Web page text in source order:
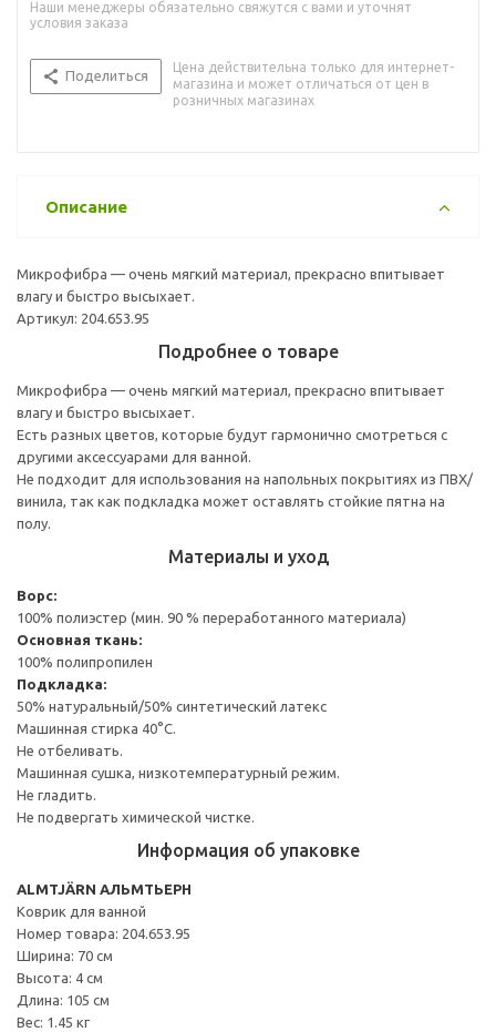
Наши менеджеры обязательно свяжутся с вами и уточнят
условия заказа
Поделиться
Цена действительна только для интернет-
магазина и может отличаться от цен в
розничных магазинах
Описание
Микрофибра — очень мягкий материал, прекрасно впитывает
влагу и быстро высыхает.
Артикул: 204.653.95
Подробнее о товаре
Микрофибра — очень мягкий материал, прекрасно впитывает
влагу и быстро высыхает.
Есть разных цветов, которые будут гармонично смотреться с
другими аксессуарами для ванной.
Не подходит для использования на напольных покрытиях из ПВХ/
винила, так как подкладка может оставлять стойкие пятна на
полу.
Материалы и уход
Ворс:
100% полиэстер (мин. 90 % переработанного материала)
Основная ткань:
100% полипропилен
Подкладка:
50% натуральный/50% синтетический латекс
Машинная стирка 40°С.
Не отбеливать.
Машинная сушка, низкотемпературный режим.
Не гладить.
Не подвергать химической чистке.
Информация об упаковке
ALMTJÄRN АЛЬМТЬЕРН
Коврик для ванной
Номер товара: 204.653.95
Ширина: 70 см
Высота: 4 см
Длина: 105 см
Вес: 1.45 кг